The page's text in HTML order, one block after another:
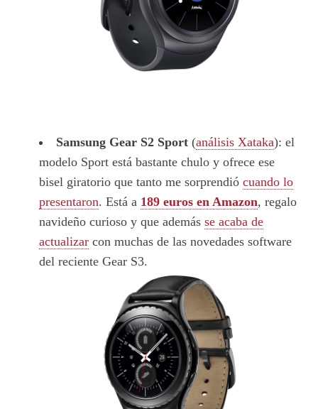
Samsung Gear S2 Sport (análisis Xataka): el
modelo Sport está bastante chulo y ofrece ese
bisel giratorio que tanto me sorprendió cuando lo
presentaron. Está a 189 euros en Amazon, regalo
navideño curioso y que además se acaba de
actualizar con muchas de las novedades software
del reciente Gear S3.